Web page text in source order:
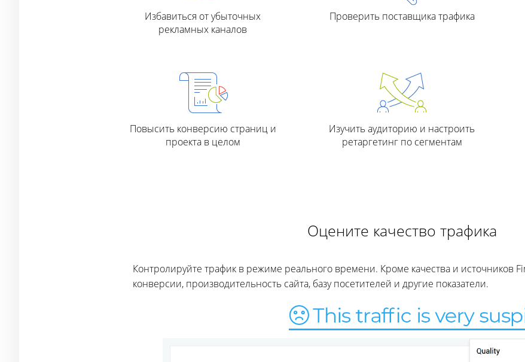
Избавиться от убыточных
рекламных каналов
Проверить поставщика трафика
Повысить конверсию страниц и
проекта в целом
Изучить аудиторию и настроить
ретаргетинг по сегментам
Оцените качество трафика
Контролируйте трафик в режиме реального времени. Кроме качества и источников
конверсии, производительность сайта, базу посетителей и другие показатели.